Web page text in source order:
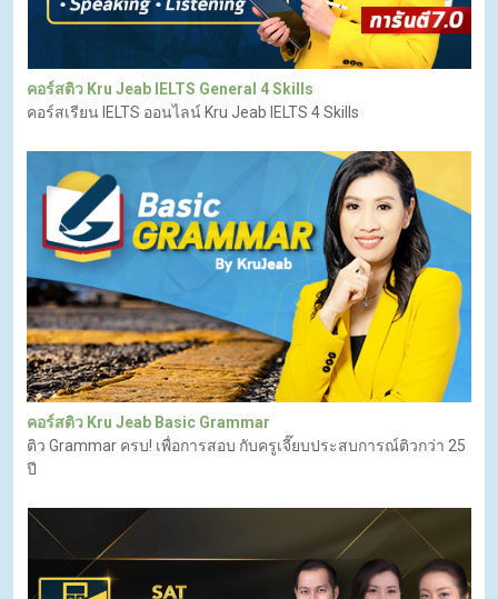
คอร์สติว Kru Jeab IELTS General 4 Skills
คอร์สเรียน IELTS ออนไลน์ Kru Jeab IELTS 4 Skills
ติว Grammar ครบ! เพื่อการสอบ กับครูเจี๊ยบประสบการณ์ติวกว่า 25